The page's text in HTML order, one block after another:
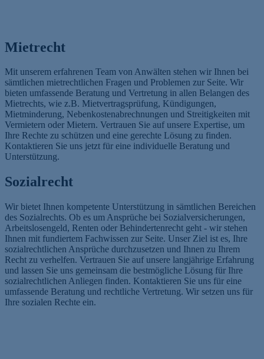
Mietrecht
Mit unserem erfahrenen Team von Anwälten stehen wir Ihnen bei
sämtlichen mietrechtlichen Fragen und Problemen zur Seite. Wir
bieten umfassende Beratung und Vertretung in allen Belangen des
Mietrechts, wie z.B. Mietvertragsprüfung, Kündigungen,
Mietminderung, Nebenkostenabrechnungen und Streitigkeiten mit
Vermietern oder Mietern. Vertrauen Sie auf unsere Expertise, um
Ihre Rechte zu schützen und eine gerechte Lösung zu finden.
Kontaktieren Sie uns jetzt für eine individuelle Beratung und
Unterstützung.
Sozialrecht
Wir bietet Ihnen kompetente Unterstützung in sämtlichen Bereichen
des Sozialrechts. Ob es um Ansprüche bei Sozialversicherungen,
Arbeitslosengeld, Renten oder Behindertenrecht geht - wir stehen
Ihnen mit fundiertem Fachwissen zur Seite. Unser Ziel ist es, Ihre
sozialrechtlichen Ansprüche durchzusetzen und Ihnen zu Ihrem
Recht zu verhelfen. Vertrauen Sie auf unsere langjährige Erfahrung
und lassen Sie uns gemeinsam die bestmögliche Lösung für Ihre
sozialrechtlichen Anliegen finden. Kontaktieren Sie uns für eine
umfassende Beratung und rechtliche Vertretung. Wir setzen uns für
Ihre sozialen Rechte ein.